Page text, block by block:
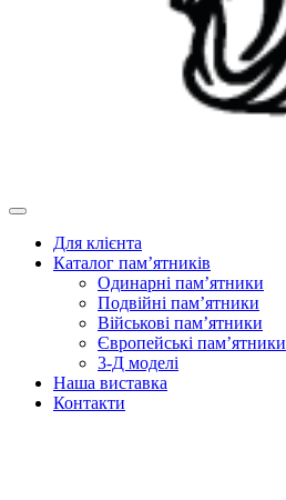
Для клієнта
Каталог пам’ятників
Одинарні пам’ятники
Подвійні пам’ятники
Військові пам’ятники
Європейські пам’ятники
3-Д моделі
Наша виставка
Контакти